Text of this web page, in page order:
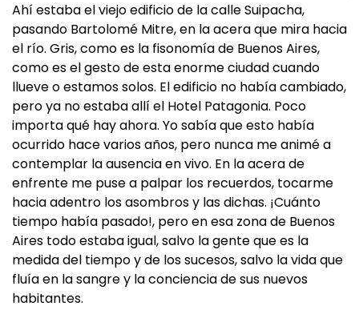
Ahí estaba el viejo edificio de la calle Suipacha,
pasando Bartolomé Mitre, en la acera que mira hacia
el río. Gris, como es la fisonomía de Buenos Aires,
como es el gesto de esta enorme ciudad cuando
llueve o estamos solos. El edificio no había cambiado,
pero ya no estaba allí el Hotel Patagonia. Poco
importa qué hay ahora. Yo sabía que esto había
ocurrido hace varios años, pero nunca me animé a
contemplar la ausencia en vivo. En la acera de
enfrente me puse a palpar los recuerdos, tocarme
hacia adentro los asombros y las dichas. ¡Cuánto
tiempo había pasado!, pero en esa zona de Buenos
Aires todo estaba igual, salvo la gente que es la
medida del tiempo y de los sucesos, salvo la vida que
fluía en la sangre y la conciencia de sus nuevos
habitantes.